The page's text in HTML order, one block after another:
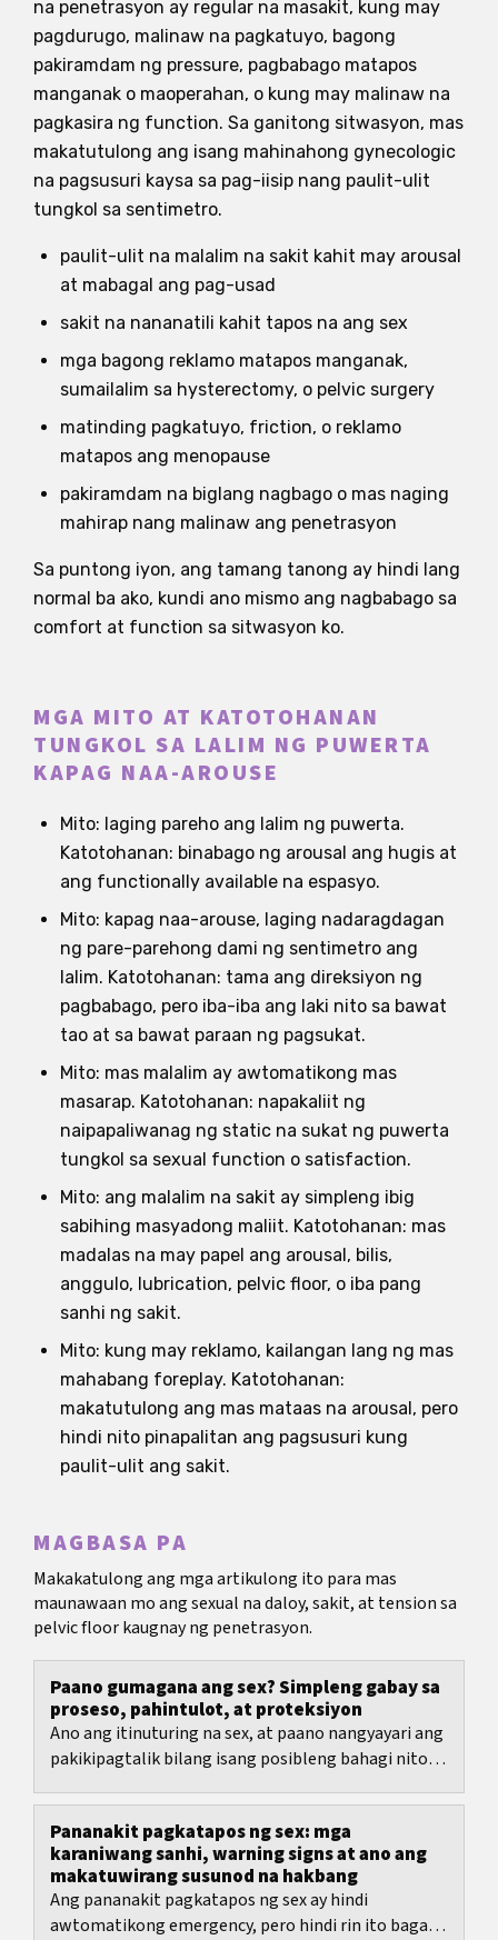
na penetrasyon ay regular na masakit, kung may
pagdurugo, malinaw na pagkatuyo, bagong
pakiramdam ng pressure, pagbabago matapos
manganak o maoperahan, o kung may malinaw na
pagkasira ng function. Sa ganitong sitwasyon, mas
makatutulong ang isang mahinahong gynecologic
na pagsusuri kaysa sa pag-iisip nang paulit-ulit
tungkol sa sentimetro.
paulit-ulit na malalim na sakit kahit may arousal
at mabagal ang pag-usad
sakit na nananatili kahit tapos na ang sex
mga bagong reklamo matapos manganak,
sumailalim sa hysterectomy, o pelvic surgery
matinding pagkatuyo, friction, o reklamo
matapos ang menopause
pakiramdam na biglang nagbago o mas naging
mahirap nang malinaw ang penetrasyon
Sa puntong iyon, ang tamang tanong ay hindi lang
normal ba ako, kundi ano mismo ang nagbabago sa
comfort at function sa sitwasyon ko.
MGA MITO AT KATOTOHANAN
TUNGKOL SA LALIM NG PUWERTA
KAPAG NAA-AROUSE
Mito: laging pareho ang lalim ng puwerta.
Katotohanan: binabago ng arousal ang hugis at
ang functionally available na espasyo.
Mito: kapag naa-arouse, laging nadaragdagan
ng pare-parehong dami ng sentimetro ang
lalim. Katotohanan: tama ang direksiyon ng
pagbabago, pero iba-iba ang laki nito sa bawat
tao at sa bawat paraan ng pagsukat.
Mito: mas malalim ay awtomatikong mas
masarap. Katotohanan: napakaliit ng
naipapaliwanag ng static na sukat ng puwerta
tungkol sa sexual function o satisfaction.
Mito: ang malalim na sakit ay simpleng ibig
sabihing masyadong maliit. Katotohanan: mas
madalas na may papel ang arousal, bilis,
anggulo, lubrication, pelvic floor, o iba pang
sanhi ng sakit.
Mito: kung may reklamo, kailangan lang ng mas
mahabang foreplay. Katotohanan:
makatutulong ang mas mataas na arousal, pero
hindi nito pinapalitan ang pagsusuri kung
paulit-ulit ang sakit.
MAGBASA PA
Makakatulong ang mga artikulong ito para mas
maunawaan mo ang sexual na daloy, sakit, at tension sa
pelvic floor kaugnay ng penetrasyon.
Paano gumagana ang sex? Simpleng gabay sa
proseso, pahintulot, at proteksiyon
Ano ang itinuturing na sex, at paano nangyayari ang
pakikipagtalik bilang isang posibleng bahagi nito sa
Pananakit pagkatapos ng sex: mga
karaniwang sanhi, warning signs at ano ang
makatuwirang susunod na hakbang
Ang pananakit pagkatapos ng sex ay hindi
awtomatikong emergency, pero hindi rin ito bagay